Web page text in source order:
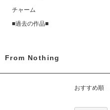
チャーム
■過去の作品■
From Nothing
おすすめ順